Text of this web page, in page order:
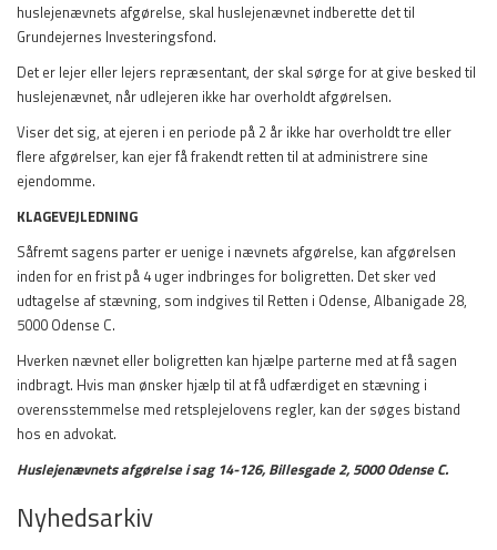
huslejenævnets afgørelse, skal huslejenævnet indberette det til
Grundejernes Investeringsfond.
Det er lejer eller lejers repræsentant, der skal sørge for at give besked til
huslejenævnet, når udlejeren ikke har overholdt afgørelsen.
Viser det sig, at ejeren i en periode på 2 år ikke har overholdt tre eller
flere afgørelser, kan ejer få frakendt retten til at administrere sine
ejendomme.
KLAGEVEJLEDNING
Såfremt sagens parter er uenige i nævnets afgørelse, kan afgørelsen
inden for en frist på 4 uger indbringes for boligretten. Det sker ved
udtagelse af stævning, som indgives til Retten i Odense, Albanigade 28,
5000 Odense C.
Hverken nævnet eller boligretten kan hjælpe parterne med at få sagen
indbragt. Hvis man ønsker hjælp til at få udfærdiget en stævning i
overensstemmelse med retsplejelovens regler, kan der søges bistand
hos en advokat.
Huslejenævnets afgørelse i sag 14-126, Billesgade 2, 5000 Odense C.
Nyhedsarkiv